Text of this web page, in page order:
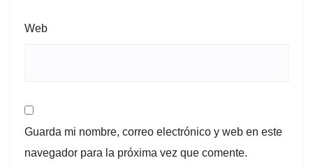
Web
Guarda mi nombre, correo electrónico y web en este
navegador para la próxima vez que comente.